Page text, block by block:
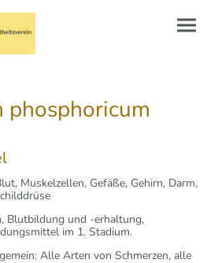
phosphoricum
Muskelzellen, Gefäße, Gehirn, Darm,
Blutbildung und -erhaltung,
im 1. Stadium.
Alle Arten von Schmerzen, alle